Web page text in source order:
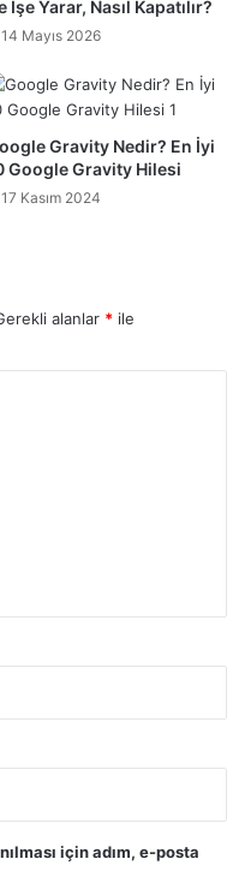
İşe Yarar, Nasıl Kapatılır?
14 Mayıs 2026
Gravity Nedir? En İyi
Google Gravity Hilesi
17 Kasım 2024
alanlar * ile
için adım, e-posta